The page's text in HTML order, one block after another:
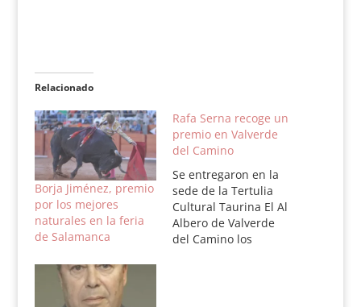
Relacionado
Borja Jiménez, premio
por los mejores
naturales en la feria
de Salamanca
Rafa Serna recoge un
premio en Valverde
del Camino
Se entregaron en la
sede de la Tertulia
Cultural Taurina El Al
Albero de Valverde
del Camino los